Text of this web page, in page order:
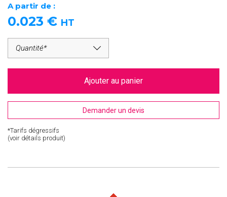
A partir de :
0.023 € HT
Ajouter au panier
Demander un devis
*Tarifs dégressifs
(voir détails produit)